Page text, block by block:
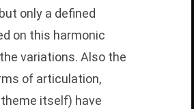
only a defined
on this harmonic
variations. Also the
of articulation,
itself) have